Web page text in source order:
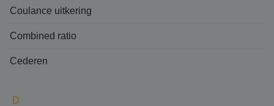
Coulance uitkering
Combined ratio
Cederen
D